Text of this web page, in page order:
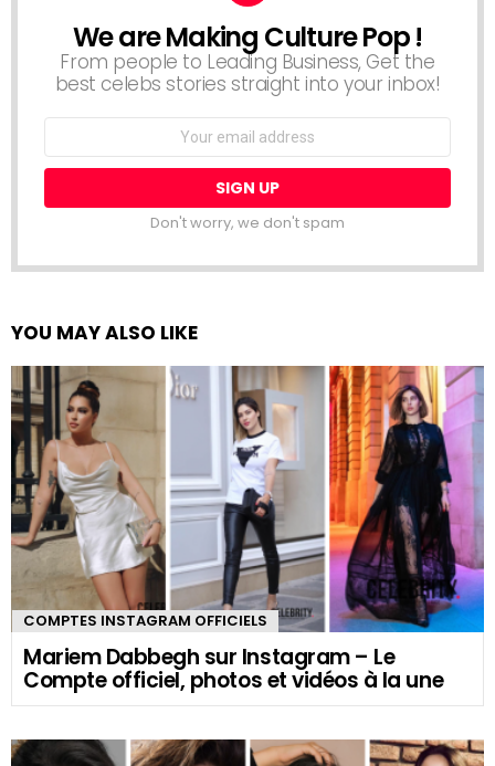
NEWSLETTER
We are Making Culture Pop !
From people to Leading Business, Get the
best celebs stories straight into your inbox!
Don't worry, we don't spam
YOU MAY ALSO LIKE
COMPTES INSTAGRAM OFFICIELS
Mariem Dabbegh sur Instagram – Le
Compte officiel, photos et vidéos à la une